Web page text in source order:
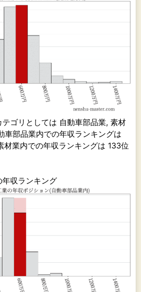
ゴリとしては 自動車部品業, 素材
車部品業内での年収ランキングは
業内での年収ランキングは 133位
年収ランキング